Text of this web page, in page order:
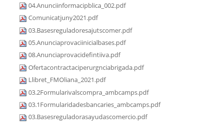
04.Anunciinformacipblica_002.pdf
Comunicatjuny2021.pdf
03.Basesreguladoresajutscomer.pdf
05.Anunciaprovaciinicialbases.pdf
08.Anunciaprovacidefintiiva.pdf
Ofertacontractaciperurgnciabrigada.pdf
Llibret_FMOliana_2021.pdf
03.2Formularivalscompra_ambcamps.pdf
03.1Formularidadesbancaries_ambcamps.pdf
03.Basesreguladorasayudascomercio.pdf